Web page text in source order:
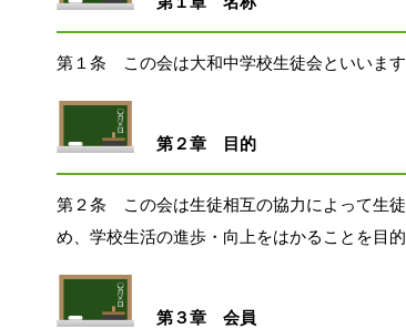
第１条　この会は大和中学校生徒会といいます
第２章　目的
第２条　この会は生徒相互の協力によって生
め、学校生活の進歩・向上をはかることを 目
第３章　会員